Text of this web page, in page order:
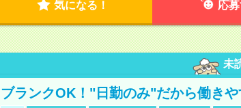
気になる！ 応
未
ブランクOK！"日勤のみ"だから働き